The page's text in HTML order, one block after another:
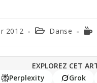
2012 Danse
EXPLOREZ CET
Perplexity Grok